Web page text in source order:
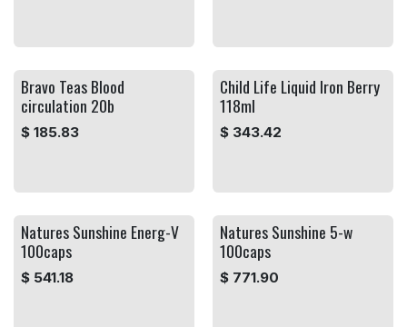
Bravo Teas Blood
circulation 20b
$ 185.83
Child Life Liquid Iron Berry
118ml
$ 343.42
Natures Sunshine Energ-V
100caps
$ 541.18
Natures Sunshine 5-w
100caps
$ 771.90